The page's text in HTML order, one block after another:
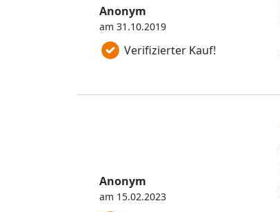
Verifizierter Kauf!
Anonym
am 31.10.2019
Anonym
am 15.02.2023